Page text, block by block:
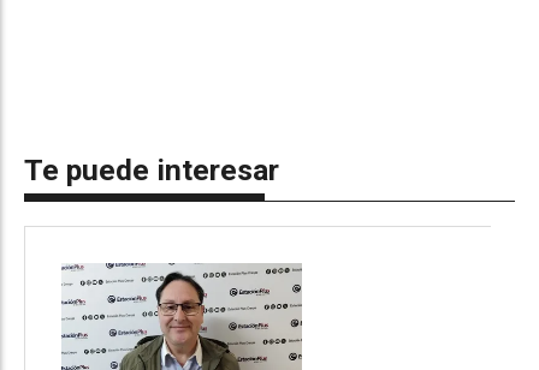
Te puede interesar